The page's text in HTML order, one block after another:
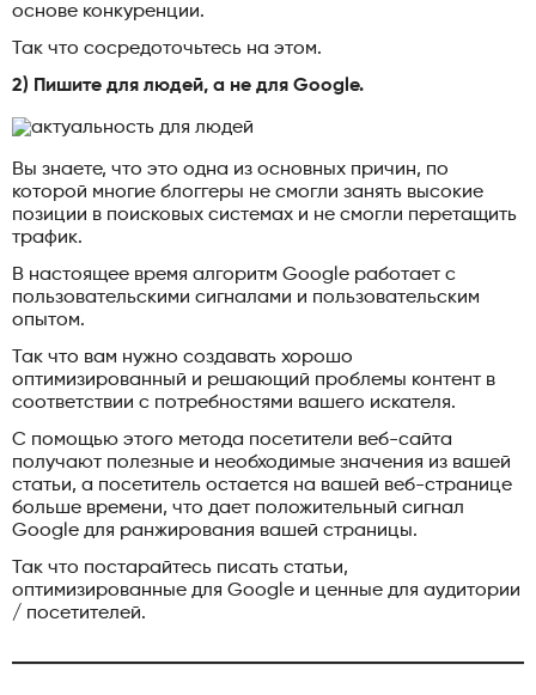
основе конкуренции.
Так что сосредоточьтесь на этом.
2) Пишите для людей, а не для Google.
Вы знаете, что это одна из основных причин, по
которой многие блоггеры не смогли занять высокие
позиции в поисковых системах и не смогли перетащить
трафик.
В настоящее время алгоритм Google работает с
пользовательскими сигналами и пользовательским
опытом.
Так что вам нужно создавать хорошо
оптимизированный и решающий проблемы контент в
соответствии с потребностями вашего искателя.
С помощью этого метода посетители веб-сайта
получают полезные и необходимые значения из вашей
статьи, а посетитель остается на вашей веб-странице
больше времени, что дает положительный сигнал
Google для ранжирования вашей страницы.
Так что постарайтесь писать статьи,
оптимизированные для Google и ценные для аудитории
/ посетителей.